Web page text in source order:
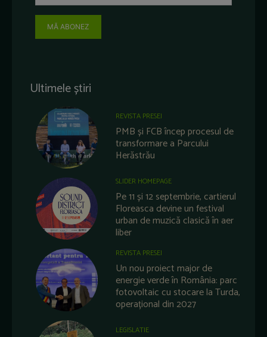
MĂ ABONEZ
Ultimele știri
REVISTA PRESEI
PMB și FCB încep procesul de
transformare a Parcului
Herăstrău
SLIDER HOMEPAGE
Pe 11 și 12 septembrie, cartierul
Floreasca devine un festival
urban de muzică clasică în aer
liber
REVISTA PRESEI
Un nou proiect major de
energie verde în România: parc
fotovoltaic cu stocare la Turda,
operațional din 2027
LEGISLATIE